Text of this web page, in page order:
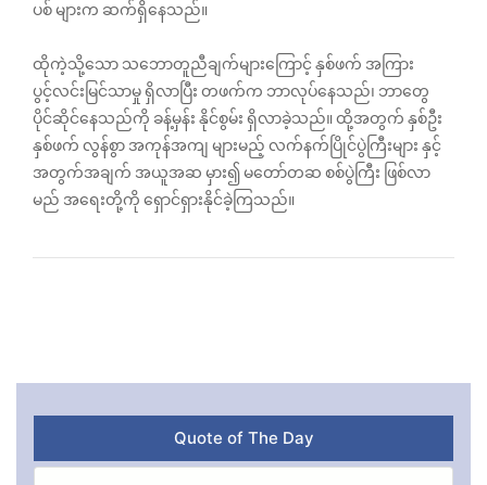
ပစ် များက ဆက်ရှိနေသည်။
ထိုကဲ့သို့သော သဘောတူညီချက်များကြောင့် နှစ်ဖက် အကြား
ပွင့်လင်းမြင်သာမှု ရှိလာပြီး တဖက်က ဘာလုပ်နေသည်၊ ဘာတွေ
ပိုင်ဆိုင်နေသည်ကို ခန့်မှန်း နိုင်စွမ်း ရှိလာခဲ့သည်။ ထို့အတွက် နှစ်ဦး
နှစ်ဖက် လွန်စွာ အကုန်အကျ များမည့် လက်နက်ပြိုင်ပွဲကြီးများ နှင့်
အတွက်အချက် အယူအဆ မှား၍ မတော်တဆ စစ်ပွဲကြီး ဖြစ်လာ
မည် အရေးတို့ကို ရှောင်ရှားနိုင်ခဲ့ကြသည်။
Quote of The Day